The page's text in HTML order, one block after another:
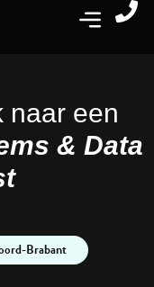
naar een
& Data
Brabant